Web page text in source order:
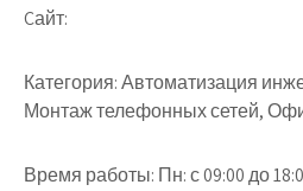
Cайт:
Категория: Автоматизация
Монтаж телефонных сетей,
Время работы: Пн: с 09:00 до